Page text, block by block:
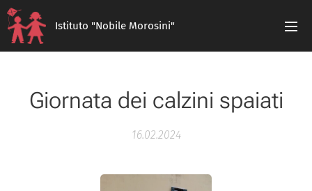
Istituto "Nobile Morosini"
Giornata dei calzini spaiati
16.02.2024